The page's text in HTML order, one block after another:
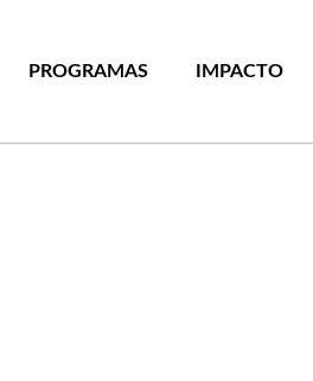
PROGRAMAS IMPACTO